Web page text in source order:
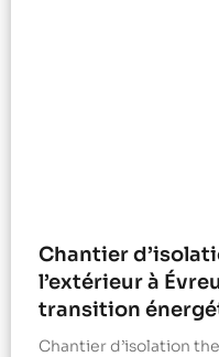
Chantier
l’extérieur à
transition
Chantier d’isolation